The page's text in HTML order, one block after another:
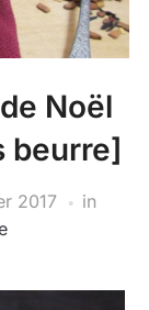
Noël
beurre]
2017
in